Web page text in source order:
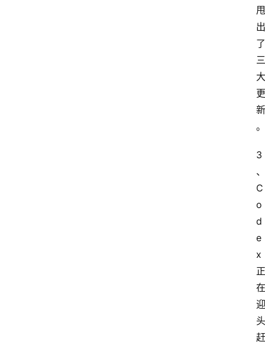
甩
出
了
三
大
更
新
。
3
、
C
o
d
e
x
正
在
迎
头
赶